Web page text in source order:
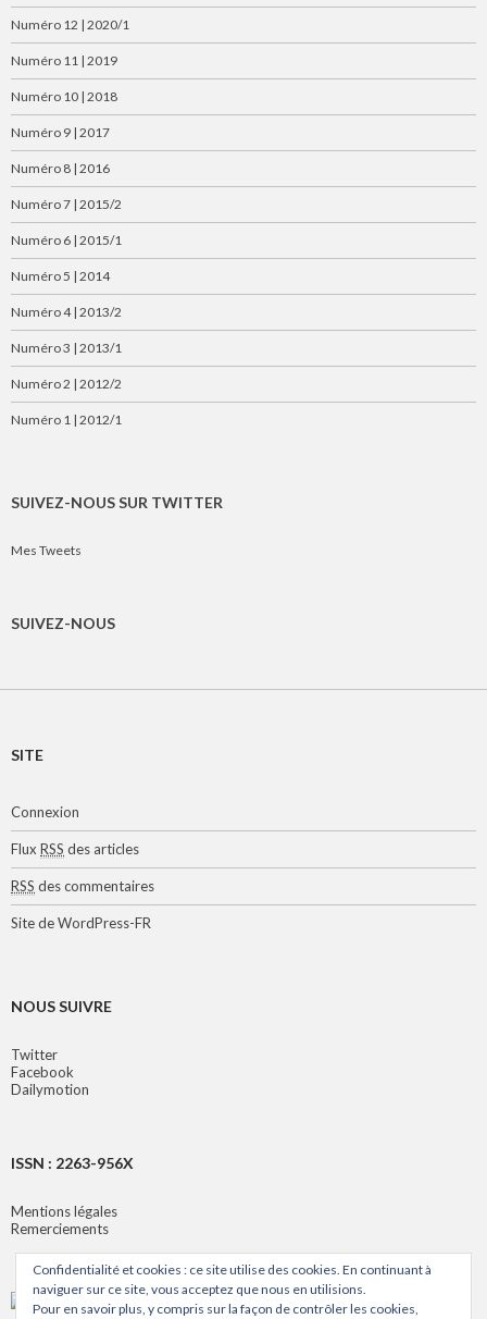
Numéro 12 | 2020/1
Numéro 11 | 2019
Numéro 10 | 2018
Numéro 9 | 2017
Numéro 8 | 2016
Numéro 7 | 2015/2
Numéro 6 | 2015/1
Numéro 5 | 2014
Numéro 4 | 2013/2
Numéro 3 | 2013/1
Numéro 2 | 2012/2
Numéro 1 | 2012/1
SUIVEZ-NOUS SUR TWITTER
Mes Tweets
SUIVEZ-NOUS
SITE
Connexion
Flux RSS des articles
RSS des commentaires
Site de WordPress-FR
NOUS SUIVRE
Twitter
Facebook
Dailymotion
ISSN : 2263-956X
Mentions légales
Remerciements
Confidentialité et cookies : ce site utilise des cookies. En continuant à
naviguer sur ce site, vous acceptez que nous en utilisions.
Pour en savoir plus, y compris sur la façon de contrôler les cookies,